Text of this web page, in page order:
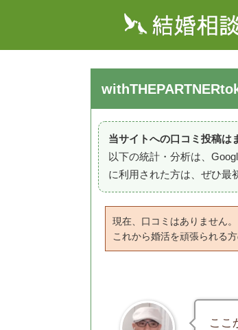
当サイトへの口コミ投稿は
以下の統計・分析は、
に利用された方は、ぜひ最
現在、口コミはありません。
これから婚活を頑張られる
ここ